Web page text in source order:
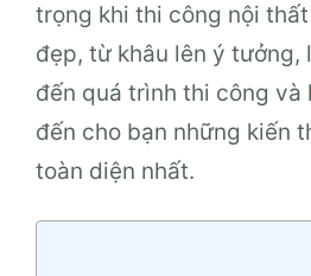
trọng khi thi công nội
đẹp, từ khâu lên ý tưởng,
đến quá trình thi công và
đến cho bạn những kiến
toàn diện nhất.